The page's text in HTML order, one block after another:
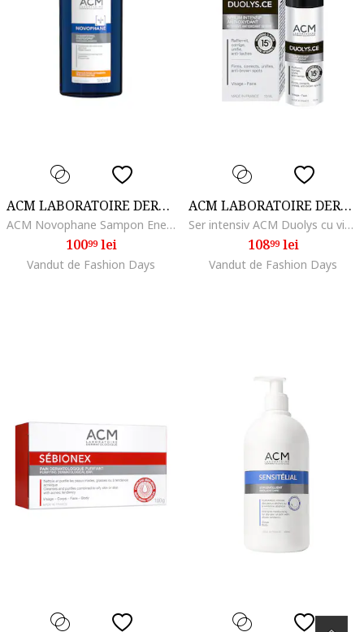
ACM LABORATOIRE DERMATOLOGIQUE
ACM Novophane Sampon Energizant, 500 ml
10099lei
Vandut de Fashion Days
ACM LABORATOIRE DERMATOLOGIQUE
Ser intensiv ACM Duolys cu vitamina C pura, 15 ml, Vitamina E/15 % Vitamina C
10899lei
Vandut de Fashion Days